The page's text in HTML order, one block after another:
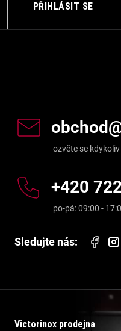
PŘIHLÁSIT SE
obchod
+420
Victorinox prodejna